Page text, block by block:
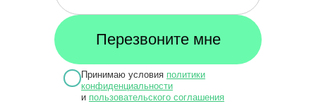
Принимаю условия политики
конфиденциальности
и пользовательского соглашения